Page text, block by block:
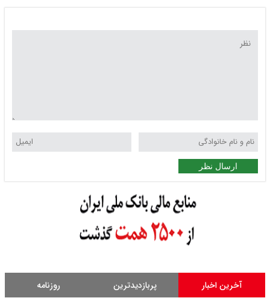
ارسال نظر
آخرین اخبار پربازدیدترین روزنامه